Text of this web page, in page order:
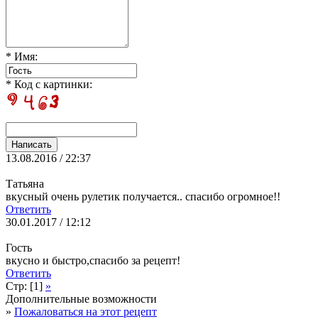
* Имя:
* Код с картинки:
13.08.2016 / 22:37
Татьяна
вкусный очень рулетик получается.. спасибо огромное!!
Ответить
30.01.2017 / 12:12
Гость
вкусно и быстро,спасибо за рецепт!
Ответить
Стр: [1] »
Дополнительные возможности
» Пожаловаться на этот рецепт